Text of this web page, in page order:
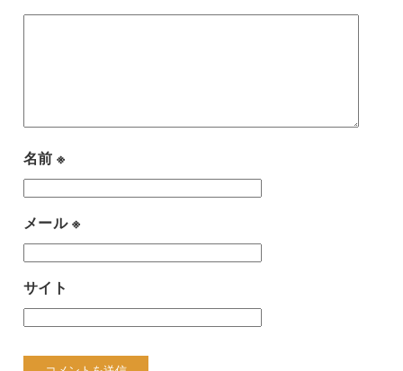
名前※
メール※
サイト